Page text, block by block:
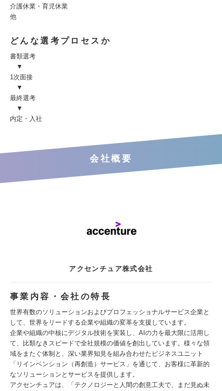
介護休業・育児休業
他
どんな選考プロセスか
書類選考
▼
1次面接
▼
最終選考
▼
内定・入社
会社概要
アクセンチュア株式会社
事業内容・会社の特長
世界有数のソリューションおよびプロフェッショナルサービス企業と
して、世界をリードする企業や組織の変革を支援しています。
企業や組織の中核にデジタル技術を実装し、AIの力を最大限に活用し
て、比類なきスピードで全社規模の価値を創出しています。様々な領
域をまたぐ体制と、深い業界知見を組み合わせたビジネスユニット
「リインベンション（再創造）サービス」を通じて、お客様に革新的
なソリューションとサービスを提供します。
アクセンチュアは、「テクノロジーと人間の創意工夫で、まだ見ぬ未